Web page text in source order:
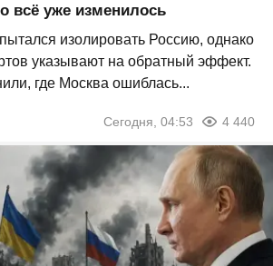
всё уже изменилось
изолировать Россию, однако
указывают на обратный эффект.
где Москва ошиблась...
Сегодня, 04:53 4 440